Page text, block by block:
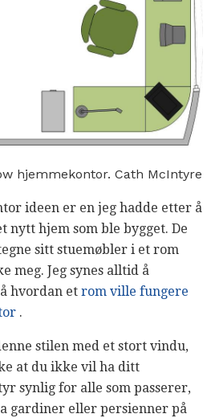
hjemmekontor. Cath McIntyre
ideen er en jeg hadde etter å
nytt hjem som ble bygget. De
sitt stuemøbler i et rom
meg. Jeg synes alltid å
hvordan et rom ville fungere
.
stilen med et stort vindu,
at du ikke vil ha ditt
synlig for alle som passerer,
gardiner eller persienner på